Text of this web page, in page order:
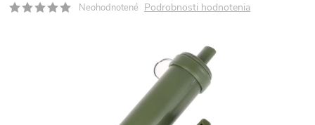
Neohodnotené Podrobnosti hodnotenia